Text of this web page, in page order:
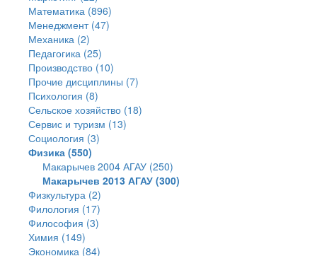
Математика (896)
Менеджмент (47)
Механика (2)
Педагогика (25)
Производство (10)
Прочие дисциплины (7)
Психология (8)
Сельское хозяйство (18)
Сервис и туризм (13)
Социология (3)
Физика (550)
Макарычев 2004 АГАУ (250)
Макарычев 2013 АГАУ (300)
Физкультура (2)
Филология (17)
Философия (3)
Химия (149)
Экономика (84)